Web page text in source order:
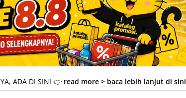
ADA DI SINI 👉 read more > baca lebih lanjut di sini